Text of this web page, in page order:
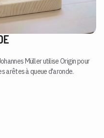
Müller utilise Origin pour
arêtes à queue d'aronde.